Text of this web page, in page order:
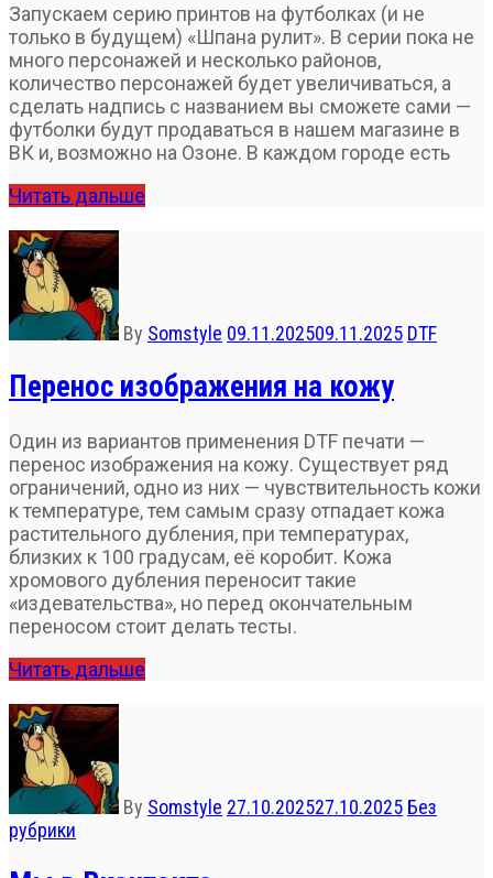
Запускаем серию принтов на футболках (и не
только в будущем) «Шпана рулит». В серии пока не
много персонажей и несколько районов,
количество персонажей будет увеличиваться, а
сделать надпись с названием вы сможете сами —
футболки будут продаваться в нашем магазине в
ВК и, возможно на Озоне. В каждом городе есть
Читать дальше
By Somstyle 09.11.202509.11.2025 DTF
Перенос изображения на кожу
Один из вариантов применения DTF печати —
перенос изображения на кожу. Существует ряд
ограничений, одно из них — чувствительность кожи
к температуре, тем самым сразу отпадает кожа
растительного дубления, при температурах,
близких к 100 градусам, её коробит. Кожа
хромового дубления переносит такие
«издевательства», но перед окончательным
переносом стоит делать тесты.
Читать дальше
By Somstyle 27.10.202527.10.2025 Без
рубрики